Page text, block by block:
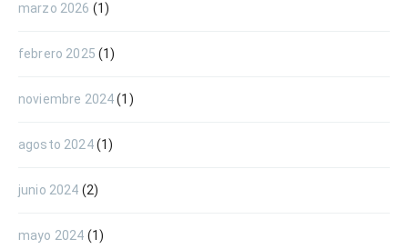
marzo 2026 (1)
febrero 2025 (1)
noviembre 2024(1)
agosto 2024(1)
junio 2024 (2)
mayo 2024 (1)